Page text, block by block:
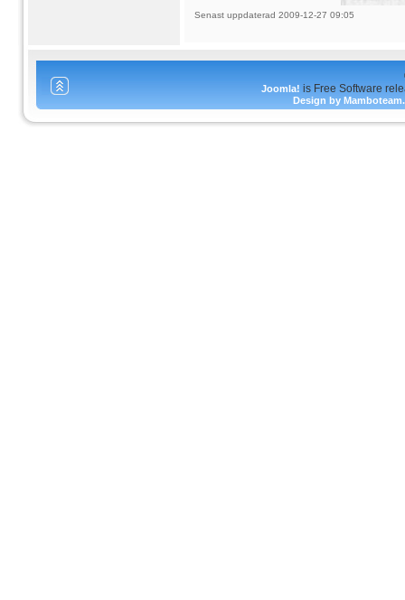
Senast uppdaterad 2009-12-27 09:05
Joomla! is Free Software
Design by